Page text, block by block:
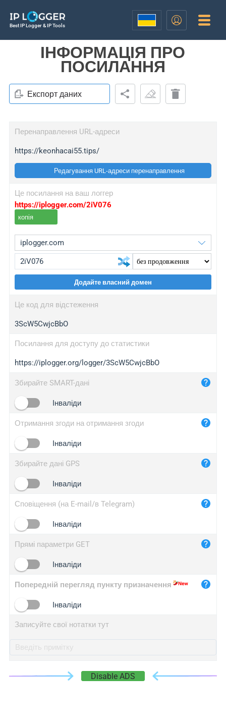
Best IP Logger & IP Tools
ІНФОРМАЦІЯ ПРО
ПОСИЛАННЯ
Експорт даних
Перенаправлення URL-адреси
https://keonhacai55.tips/
Редагування URL-адреси перенаправлення
Це посилання на ваш логгер
https://iplogger.com/2iV076
копія
wl.gl
ed.tc
iplogger.com
maper.info
2no.co
yip.su
iplogger.info
Додайте власний домен
Це код для відстеження
3ScW5CwjcBbO
Посилання для доступу до статистики
https://iplogger.org/logger/3ScW5CwjcBbO
Збирайте SMART-дані
Інваліди
Отримання згоди на отримання згоди
Інваліди
Збирайте дані GPS
Інваліди
Сповіщення (на E-mail/в Telegram)
Інваліди
Прямі параметри GET
Інваліди
Попередній перегляд пункту призначення
Інваліди
Записуйте свої нотатки тут
Disable ADS